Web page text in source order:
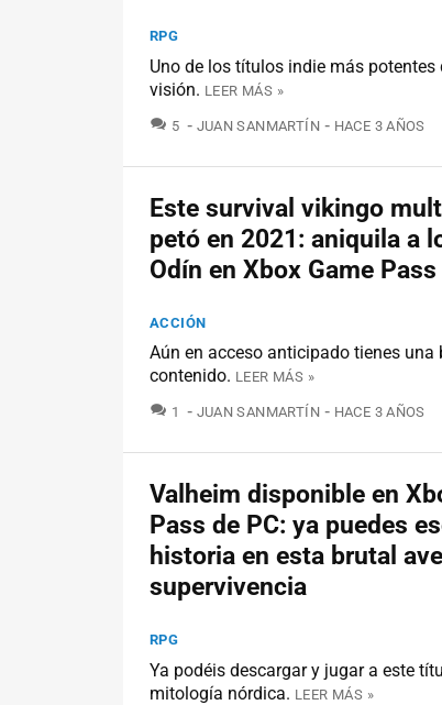
RPG
Uno de los títulos indie más potentes
visión. LEER MÁS »
5 COMENTARIOS
JUAN SANMARTÍN HACE 3 AÑOS
Este survival vikingo
petó en 2021: aniquila a
Odín en Xbox Game
ACCIÓN
Aún en acceso anticipado tienes una
contenido. LEER MÁS »
1 COMENTARIOS
JUAN SANMARTÍN HACE 3 AÑOS
Valheim disponible en
Pass de PC: ya puedes
historia en esta brutal
supervivencia
RPG
Ya podéis descargar y jugar a este
mitología nórdica. LEER MÁS »